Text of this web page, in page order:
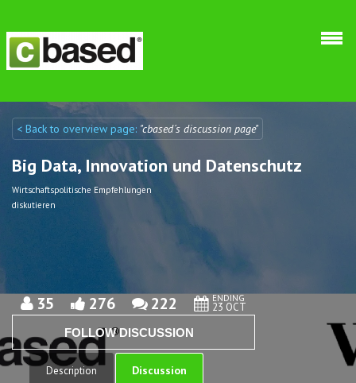
Discuto
Discuto
< Back to overview page: "cbased´s discussion page"
Big Data, Innovation und Datenschutz
Wirtschaftspolitische Empfehlungen
diskutieren
35 276 222 ENDING
23 OCT
FOLLOW DISCUSSION
Description Discussion